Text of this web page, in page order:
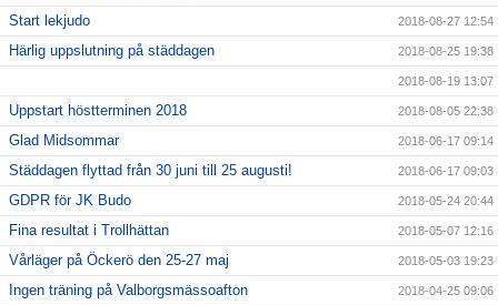
Start lekjudo 2018-08-27 12:54
Härlig uppslutning på städdagen 2018-08-25 19:38
2018-08-19 13:07
Uppstart höstterminen 2018 2018-08-05 22:38
Glad Midsommar 2018-06-17 09:14
Städdagen flyttad från 30 juni till 25 augusti! 2018-06-17 09:03
GDPR för JK Budo 2018-05-24 20:44
Fina resultat i Trollhättan 2018-05-07 12:16
Vårläger på Öckerö den 25-27 maj 2018-05-03 19:23
Ingen träning på Valborgsmässoafton 2018-04-25 09:06